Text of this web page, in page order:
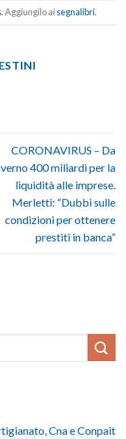
. Aggiungilo aisegnalibri.
CORONAVIRUS – Da
400 miliardi per la
liquidità alle imprese.
Merletti: “Dubbi sulle
condizioni per ottenere
prestiti in banca”
Cna e Conpait